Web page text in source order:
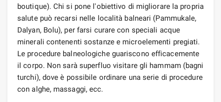
boutique). Chi si pone l'obiettivo di migliorare la propria
salute può recarsi nelle località balneari (Pammukale,
Dalyan, Bolu), per farsi curare con speciali acque
minerali contenenti sostanze e microelementi pregiati.
Le procedure balneologiche guariscono efficacemente
il corpo. Non sarà superfluo visitare gli hammam (bagni
turchi), dove è possibile ordinare una serie di procedure
con alghe, massaggi, ecc.